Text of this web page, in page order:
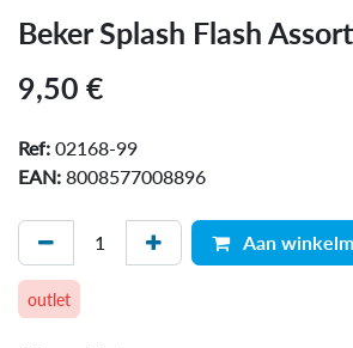
Beker Splash Flash
9,50 €
Ref: 02168-99
EAN: 8008577008896
Aan
outlet